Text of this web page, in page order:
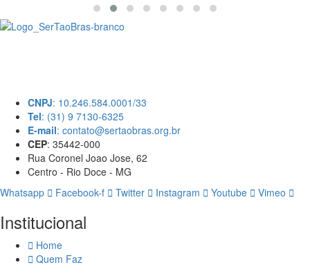
CNPJ: 10.246.584.0001/33
Tel: (31) 9 7130-6325
E-mail: contato@sertaobras.org.br
CEP: 35442-000
Rua Coronel Joao Jose, 62
Centro - Rio Doce - MG
Whatsapp
Facebook-f Twitter Instagram Youtube Vimeo
Institucional
Home
Quem Faz